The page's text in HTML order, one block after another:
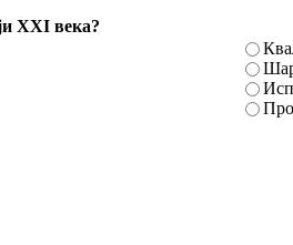
XXI века?